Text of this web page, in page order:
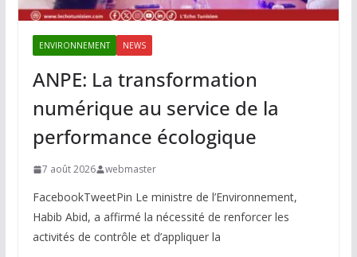
ENVIRONNEMENT NEWS
ANPE: La transformation
numérique au service de la
performance écologique
7 août 2026 webmaster
FacebookTweetPin Le ministre de l’Environnement,
Habib Abid, a affirmé la nécessité de renforcer les
activités de contrôle et d’appliquer la